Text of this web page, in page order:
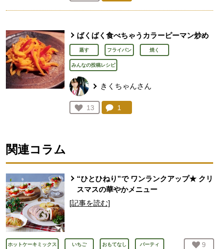
人が登録
ばくばく食べちゃうカラーピーマン炒め
蒸す フライパン 焼く
みんなの投稿レシピ
きくちゃんさん
お気に入り登録：
13
人が登録
コメント：
1
関連コラム
“ひとひねり”で ワンランクアップ★ クリ
スマスの華やかメニュー
[記事を読む]
ホットケーキミックス いちご おもてなし パーティ お気
9